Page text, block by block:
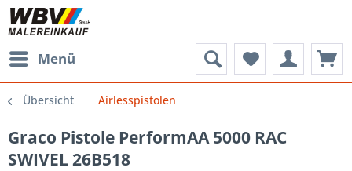
Menü
Übersicht Airlesspistolen
Graco Pistole PerformAA 5000 RAC
SWIVEL 26B518